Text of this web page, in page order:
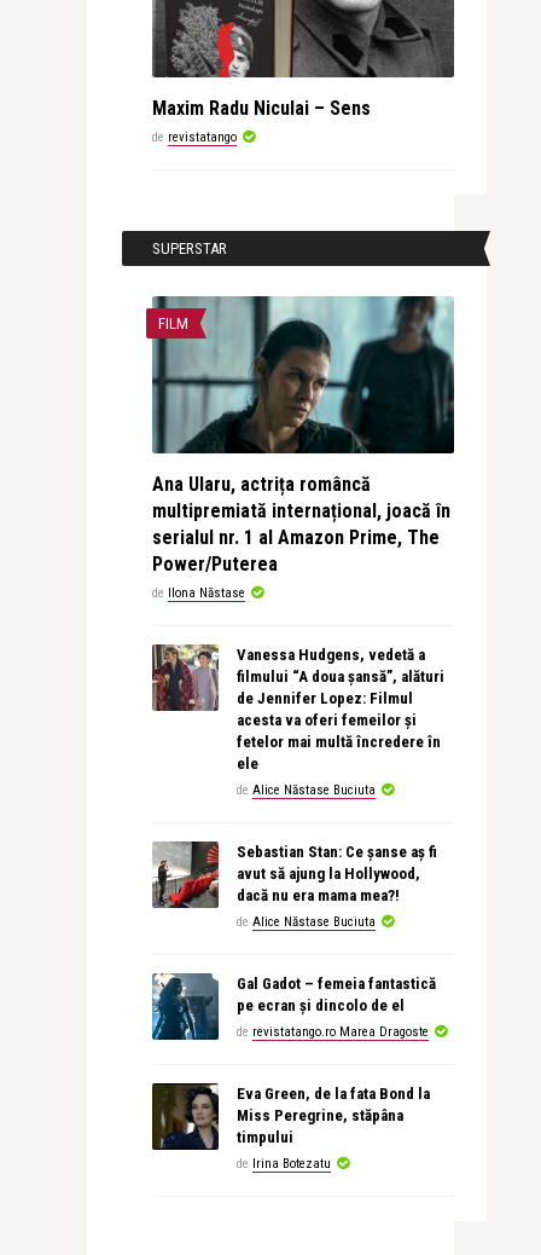
Maxim Radu Niculai – Sens
de revistatango
SUPERSTAR
FILM
Ana Ularu, actrița româncă
multipremiată internațional, joacă în
serialul nr. 1 al Amazon Prime, The
Power/Puterea
de Ilona Năstase
Vanessa Hudgens, vedetă a
filmului “A doua șansă”, alături
de Jennifer Lopez: Filmul
acesta va oferi femeilor și
fetelor mai multă încredere în
ele
de Alice Năstase Buciuta
Sebastian Stan: Ce șanse aș fi
avut să ajung la Hollywood,
dacă nu era mama mea?!
de Alice Năstase Buciuta
Gal Gadot – femeia fantastică
pe ecran și dincolo de el
de revistatango.ro Marea Dragoste
Eva Green, de la fata Bond la
Miss Peregrine, stăpâna
timpului
de Irina Botezatu